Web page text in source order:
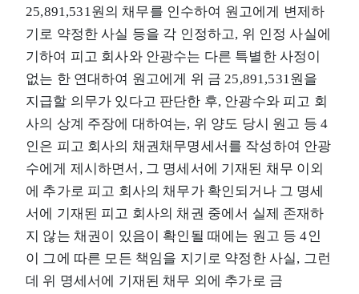
25,891,531원의 채무를 인수하여 원고에게 변제하
기로 약정한 사실 등을 각 인정하고, 위 인정 사실에
기하여 피고 회사와 안광수는 다른 특별한 사정이
없는 한 연대하여 원고에게 위 금 25,891,531원을
지급할 의무가 있다고 판단한 후, 안광수와 피고 회
사의 상계 주장에 대하여는, 위 양도 당시 원고 등 4
인은 피고 회사의 채권채무명세서를 작성하여 안광
수에게 제시하면서, 그 명세서에 기재된 채무 이외
에 추가로 피고 회사의 채무가 확인되거나 그 명세
서에 기재된 피고 회사의 채권 중에서 실제 존재하
지 않는 채권이 있음이 확인될 때에는 원고 등 4인
이 그에 따른 모든 책임을 지기로 약정한 사실, 그런
데 위 명세서에 기재된 채무 외에 추가로 금